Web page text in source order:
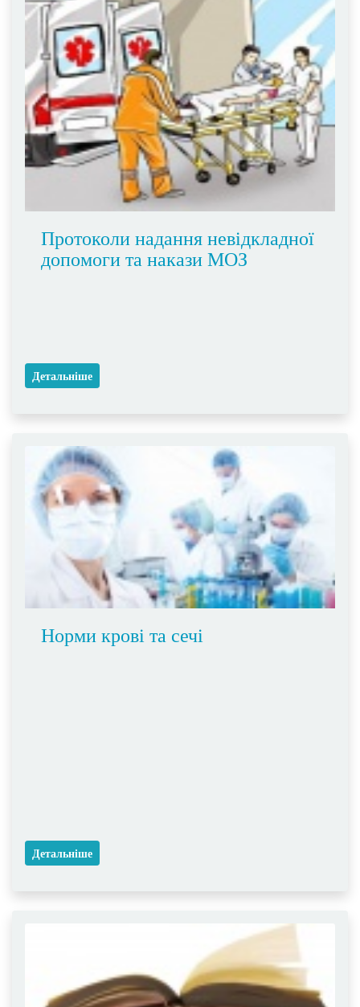
Протоколи надання невідкладної
допомоги та накази МОЗ
Детальніше
Норми крові та сечі
Детальніше